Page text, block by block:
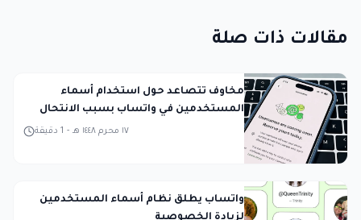
مقالات ذات صلة
مخاوف تتصاعد حول استخدام أسماء
المستخدمين في واتساب بسبب الانتحال
1 دقيقة - ١٧ محرم ١٤٤٨ هـ
واتساب يطلق نظام أسماء المستخدمين
لزيادة الخصوصية